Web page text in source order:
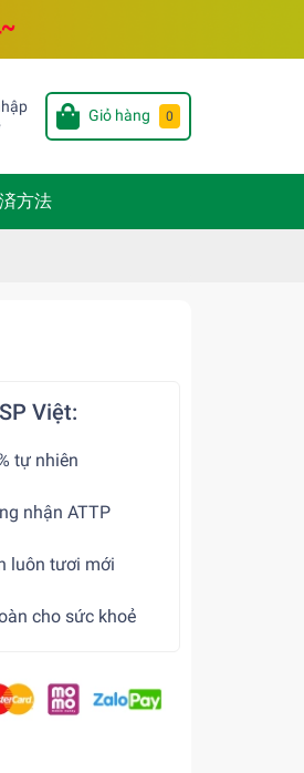
Giỏ hàng 0
方法
Việt:
tự nhiên
nhận ATTP
luôn tươi mới
cho sức khoẻ